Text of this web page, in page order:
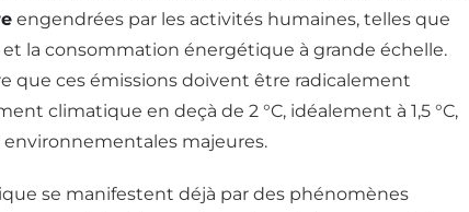
engendrées par les activités humaines, telles que
la consommation énergétique à grande échelle.
que ces émissions doivent être radicalement
climatique en deçà de 2 °C, idéalement à 1,5 °C,
majeures.
se manifestent déjà par des phénomènes